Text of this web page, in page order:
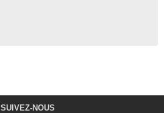
SUIVEZ-NOUS